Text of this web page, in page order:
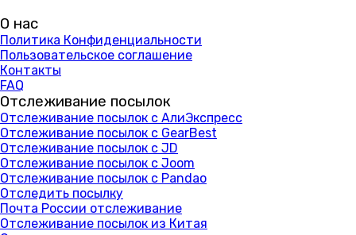
О нас
Политика Конфиденциальности
Пользовательское соглашение
Контакты
FAQ
Отслеживание посылок
Отслеживание посылок с АлиЭкспресс
Отслеживание посылок с GearBest
Отслеживание посылок с JD
Отслеживание посылок с Joom
Отслеживание посылок с Pandao
Отследить посылку
Почта России отслеживание
Отслеживание посылок из Китая